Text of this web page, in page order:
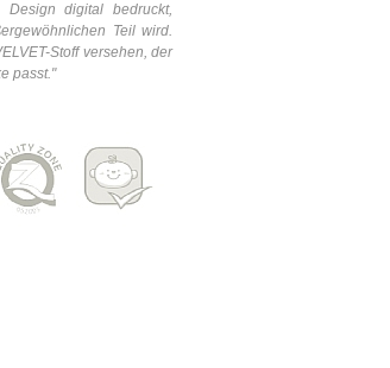
digital bedruckt,
Teil wird.
Stoff versehen, der
passt."